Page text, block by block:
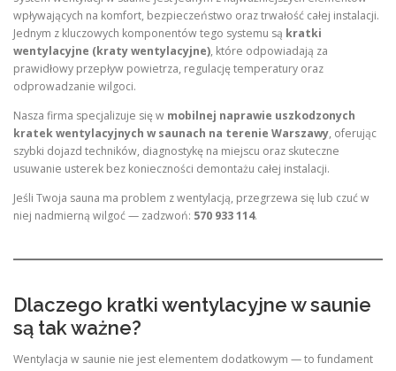
wpływających na komfort, bezpieczeństwo oraz trwałość całej instalacji.
Jednym z kluczowych komponentów tego systemu są kratki
wentylacyjne (kraty wentylacyjne), które odpowiadają za
prawidłowy przepływ powietrza, regulację temperatury oraz
odprowadzanie wilgoci.
Nasza firma specjalizuje się w mobilnej naprawie uszkodzonych
kratek wentylacyjnych w saunach na terenie Warszawy, oferując
szybki dojazd techników, diagnostykę na miejscu oraz skuteczne
usuwanie usterek bez konieczności demontażu całej instalacji.
Jeśli Twoja sauna ma problem z wentylacją, przegrzewa się lub czuć w
niej nadmierną wilgoć — zadzwoń: 570 933 114.
Dlaczego kratki wentylacyjne w saunie
są tak ważne?
Wentylacja w saunie nie jest elementem dodatkowym — to fundament